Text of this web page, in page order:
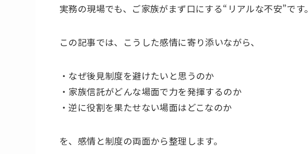
実務の現場でも、ご家族がまず口にする“リアルな不安”です。
この記事では、こうした感情に寄り添いながら、
・なぜ後見制度を避けたいと思うのか
・家族信託がどんな場面で力を発揮するのか
・逆に役割を果たせない場面はどこなのか
を、感情と制度の両面から整理します。